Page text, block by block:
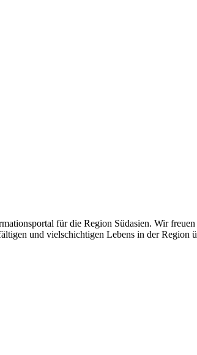
für die Region Südasien. Wir
und vielschichtigen Lebens in der Region